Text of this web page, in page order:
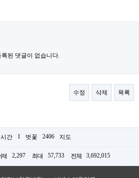
록된 댓글이 없습니다.
수정 삭제 목록
시간 1 벗꽃 2406 지도
제 2,297 최대 57,733 전체 3,692,015